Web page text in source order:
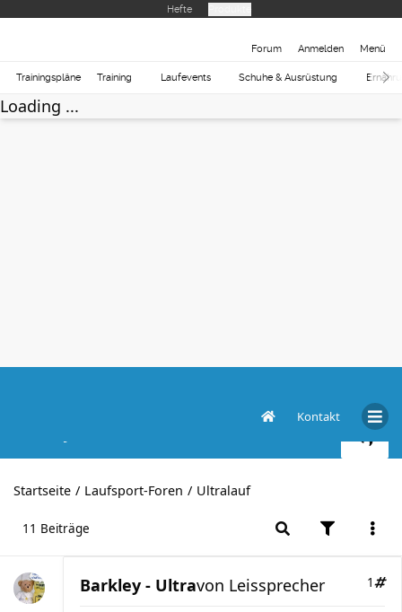
Hefte
Forum Anmelden Menü
Trainingspläne Training Laufevents Schuhe & Ausrüstung
Loading ...
Kontakt
Startseite Laufsport-Foren Ultralauf
11 Beiträge
Barkley - Ultra 1
von Leissprecher